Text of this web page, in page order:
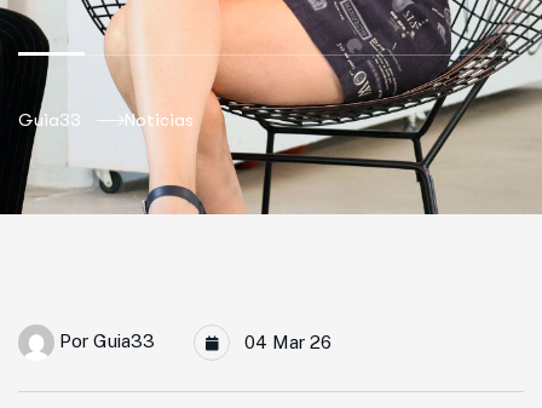
Guia33 Noticias
Por Guia33 04 Mar 26